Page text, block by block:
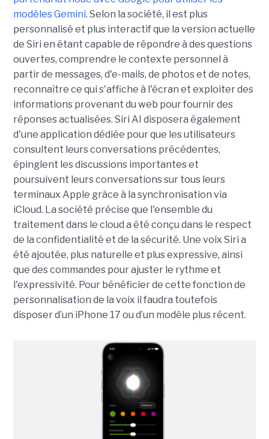
modèles Gemini. Selon la société, il est plus
personnalisé et plus interactif que la version actuelle
de Siri en étant capable de répondre à des questions
ouvertes, comprendre le contexte personnel à
partir de messages, d'e-mails, de photos et de notes,
reconnaître ce qui s'affiche à l'écran et exploiter des
informations provenant du web pour fournir des
réponses actualisées. Siri AI disposera également
d'une application dédiée pour que les utilisateurs
consultent leurs conversations précédentes,
épinglent les discussions importantes et
poursuivent leurs conversations sur tous leurs
terminaux Apple grâce à la synchronisation via
iCloud. La société précise que l'ensemble du
traitement dans le cloud a été conçu dans le respect
de la confidentialité et de la sécurité. Une voix Siri a
été ajoutée, plus naturelle et plus expressive, ainsi
que des commandes pour ajuster le rythme et
l'expressivité. Pour bénéficier de cette fonction de
personnalisation de la voix il faudra toutefois
disposer d’un iPhone 17 ou d’un modèle plus récent.